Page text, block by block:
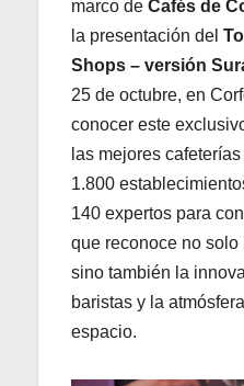
marco de Cafés de
la presentación del
Shops – versión
25 de octubre, en
conocer este
las mejores
1.800
140 expertos para
que reconoce no
sino también la
baristas y la
espacio.